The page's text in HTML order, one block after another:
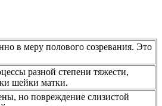
в меру полового созревания. Это
разной степени тяжести,
шейки матки.
но повреждение слизистой